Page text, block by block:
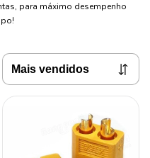
para máximo desempenho